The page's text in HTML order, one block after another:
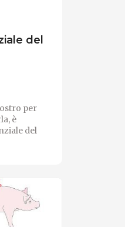
del
per
è
del